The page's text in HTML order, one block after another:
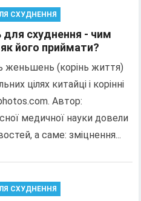
СХУДНЕННЯ
схуднення - чим
як його приймати?
женьшень (корінь життя)
цілях китайці і корінні
Автор:
медичної науки довели
а саме: зміцнення...
СХУДНЕННЯ